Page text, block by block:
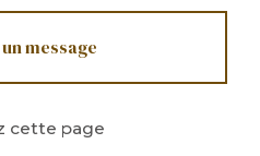
message
cette page